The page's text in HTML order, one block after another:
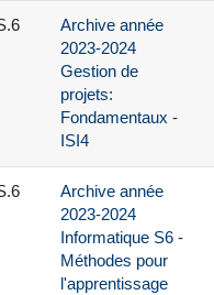
Archive année
2023-2024
Gestion de
projets:
Fondamentaux -
ISI4
Archive année
2023-2024
Informatique S6 -
Méthodes pour
l'apprentissage